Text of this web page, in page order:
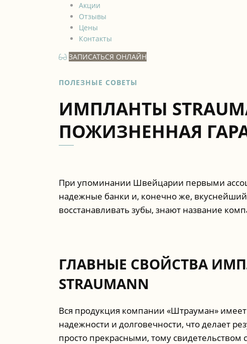
Акции
Отзывы
Цены
Контакты
ЗАПИСАТЬСЯ ОНЛАЙН
ПОЛЕЗНЫЕ СОВЕТЫ
ИМПЛАНТЫ
ПОЖИЗНЕННАЯ
При упоминании Швейцарии первыми
надежные банки и, конечно же, вкуснейший
восстанавливать зубы, знают название
ГЛАВНЫЕ СВОЙСТВА
STRAUMANN
Вся продукция компании «Штрауман»
надежности и долговечности, что делает
просто прекрасными, тому свидетельством